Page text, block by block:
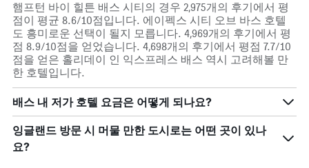
햄프턴 바이 힐튼 배스 시티의 경우 2,975개의 후기에서 평
점이 평균 8.6/10점입니다. 에이펙스 시티 오브 바스 호텔
도 흥미로운 선택이 될지 모릅니다. 4,969개의 후기에서 평
점 8.9/10점을 얻었습니다. 4,698개의 후기에서 평점 7.7/10
점을 얻은 홀리데이 인 익스프레스 배스 역시 고려해볼 만
한 호텔입니다.
배스 내 저가 호텔 요금은 어떻게 되나요?
잉글랜드 방문 시 머물 만한 도시로는 어떤 곳이 있나
요?